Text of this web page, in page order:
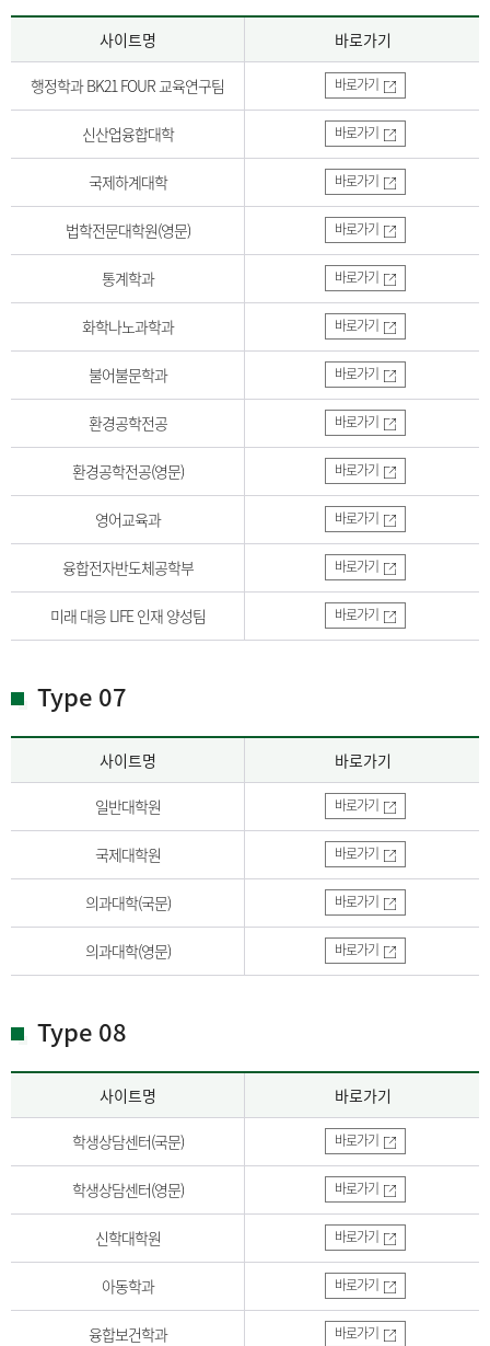
사이트명 바로가기
행정학과 BK21 FOUR 교육연구팀 바로가기
신산업융합대학 바로가기
국제하계대학 바로가기
법학전문대학원(영문) 바로가기
통계학과 바로가기
화학나노과학과 바로가기
불어불문학과 바로가기
환경공학전공 바로가기
환경공학전공(영문) 바로가기
영어교육과 바로가기
융합전자반도체공학부 바로가기
미래 대응 LIFE 인재 양성팀 바로가기
Type 07
사이트명 바로가기
일반대학원 바로가기
국제대학원 바로가기
의과대학(국문) 바로가기
의과대학(영문) 바로가기
Type 08
사이트명 바로가기
학생상담센터(국문) 바로가기
학생상담센터(영문) 바로가기
신학대학원 바로가기
아동학과 바로가기
융합보건학과 바로가기